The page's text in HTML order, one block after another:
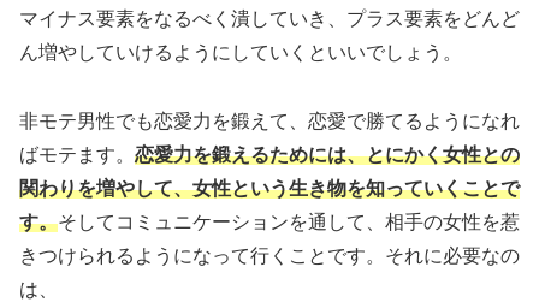
マイナス要素をなるべく潰していき、プラス要素をどんど
ん増やしていけるようにしていくといいでしょう。
非モテ男性でも恋愛力を鍛えて、恋愛で勝てるようになれ
ばモテます。 恋愛力を鍛えるためには、とにかく女性との
関わりを増やして、女性という生き物を知っていくことで
す。そしてコミュニケーションを通して、相手の女性を惹
きつけられるようになって行くことです。それに必要なの
は、